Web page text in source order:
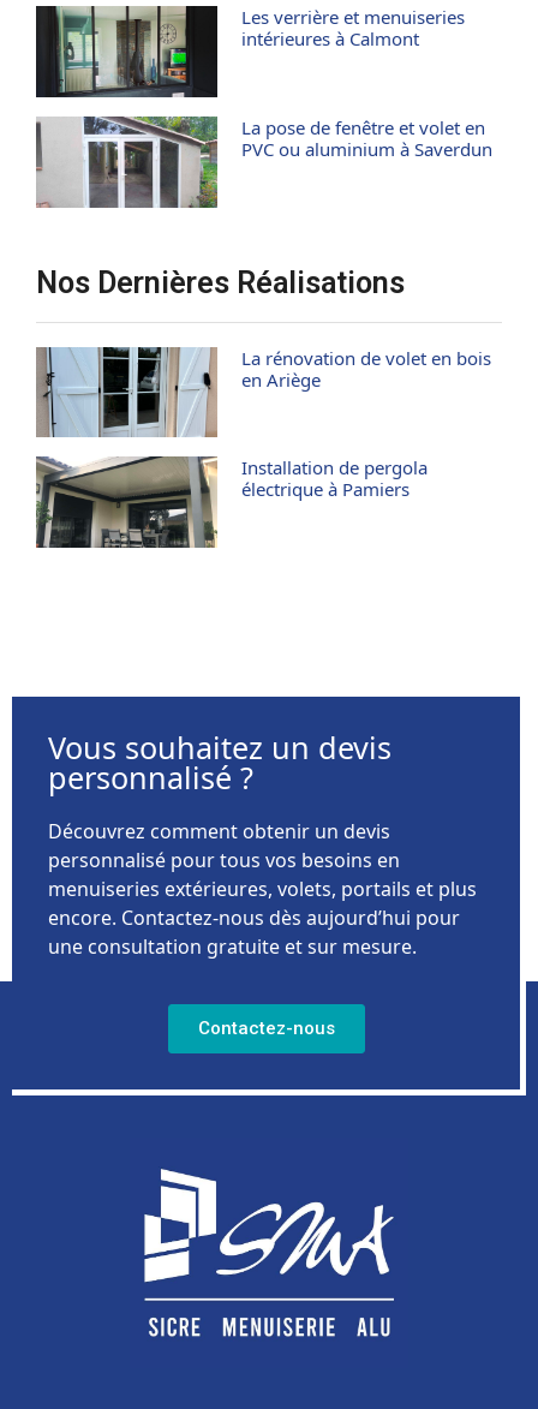
Les verrière et menuiseries
intérieures à Calmont
La pose de fenêtre et volet en
PVC ou aluminium à Saverdun
Nos Dernières Réalisations
La rénovation de volet en bois
en Ariège
Installation de pergola
électrique à Pamiers
Vous souhaitez un devis
personnalisé ?
Découvrez comment obtenir un devis
personnalisé pour tous vos besoins en
menuiseries extérieures, volets, portails et plus
encore. Contactez-nous dès aujourd’hui pour
une consultation gratuite et sur mesure.
Contactez-nous